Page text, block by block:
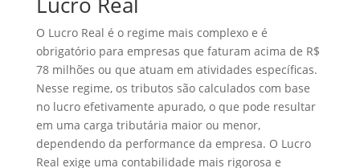
O Lucro Real é o regime mais complexo e é
obrigatório para empresas que faturam acima de R$
78 milhões ou que atuam em atividades específicas.
Nesse regime, os tributos são calculados com base
no lucro efetivamente apurado, o que pode resultar
em uma carga tributária maior ou menor,
dependendo da performance da empresa. O Lucro
Real exige uma contabilidade mais rigorosa e